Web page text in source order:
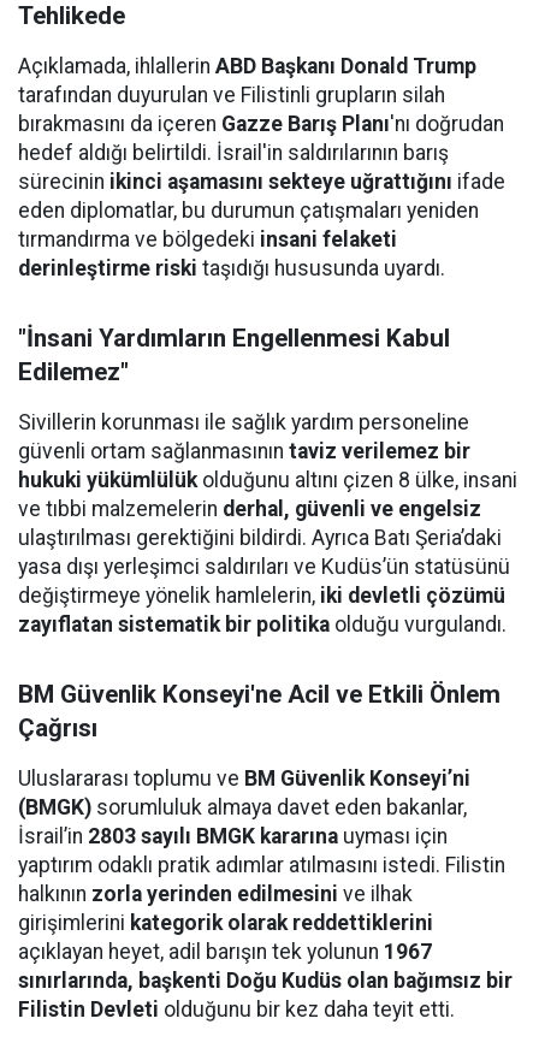
Tehlikede
Açıklamada, ihlallerin ABD Başkanı Donald Trump
tarafından duyurulan ve Filistinli grupların silah
bırakmasını da içeren Gazze Barış Planı'nı doğrudan
hedef aldığı belirtildi. İsrail'in saldırılarının barış
sürecinin ikinci aşamasını sekteye uğrattığını ifade
eden diplomatlar, bu durumun çatışmaları yeniden
tırmandırma ve bölgedeki insani felaketi
derinleştirme riski taşıdığı hususunda uyardı.
"İnsani Yardımların Engellenmesi Kabul
Edilemez"
Sivillerin korunması ile sağlık yardım personeline
güvenli ortam sağlanmasının taviz verilemez bir
hukuki yükümlülükolduğunu altını çizen 8 ülke, insani
ve tıbbi malzemelerin derhal, güvenli ve engelsiz
ulaştırılması gerektiğini bildirdi. Ayrıca Batı Şeria’daki
yasa dışı yerleşimci saldırıları ve Kudüs’ün statüsünü
değiştirmeye yönelik hamlelerin, iki devletli çözümü
zayıflatan sistematik bir politika olduğu vurgulandı.
BM Güvenlik Konseyi'ne Acil ve Etkili Önlem
Çağrısı
Uluslararası toplumu ve BM Güvenlik Konseyi’ni
(BMGK) sorumluluk almaya davet eden bakanlar,
İsrail’in 2803 sayılı BMGK kararına uyması için
yaptırım odaklı pratik adımlar atılmasını istedi. Filistin
halkının zorla yerinden edilmesini ve ilhak
girişimlerini kategorik olarak reddettiklerini
açıklayan heyet, adil barışın tek yolunun 1967
sınırlarında, başkenti Doğu Kudüs olan bağımsız bir
Filistin Devleti olduğunu bir kez daha teyit etti.